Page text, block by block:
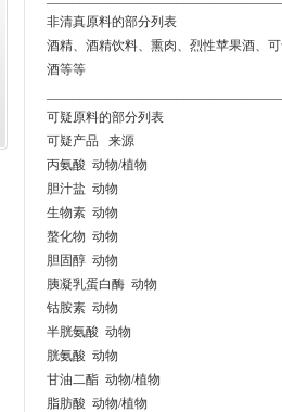
非清真原料的部分列表
酒精、酒精饮料、熏肉、烈性苹果酒、
酒等等
可疑原料的部分列表
可疑产品 来源
丙氨酸 动物/植物
胆汁盐 动物
生物素 动物
螯化物 动物
胆固醇 动物
胰凝乳蛋白酶 动物
钴胺素 动物
半胱氨酸 动物
胱氨酸 动物
甘油二酯 动物/植物
脂肪酸 动物/植物